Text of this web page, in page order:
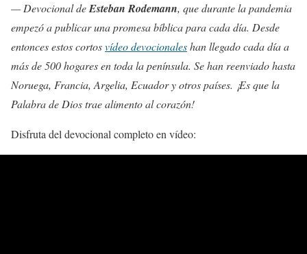
— Devocional deEsteban Rodemann, que durante la pandemia
empezó a publicar una promesa bíblica para cada día. Desde
entonces estos cortosvídeo devocionaleshan llegado cada día a
más de 500 hogares en toda la península. Se han reenviado hasta
Noruega, Francia, Argelia, Ecuador y otros países. ¡Es que la
Palabra de Dios trae alimento al corazón!
Disfruta del devocional completo en vídeo: